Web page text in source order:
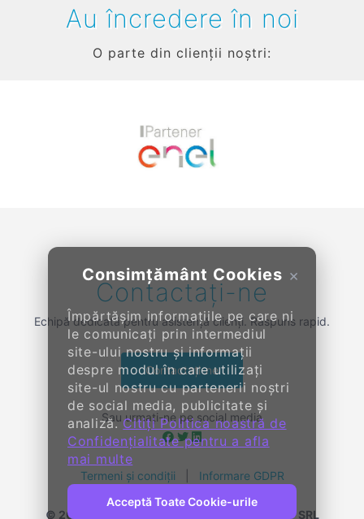
×
Consimțământ Cookies
Împărtășim informațiile pe care ni
le comunicați prin intermediul
site-ului nostru și informații
despre modul în care utilizați
site-ul nostru cu partenerii noștri
de social media, publicitate și
analiză.Citiți Politica noastră de
Confidențialitate pentru a afla
mai multe
Acceptă Toate Cookie-urile
Au încredere în noi
O parte din clienții noștri:
Contactați-ne
Echipă dedicată pentru asistență clienți. Răspuns rapid.
Contactați-ne
Sau urmați-ne pe social media
Termeni și condiții Informare GDPR
© 2014- 2026, KENDALL ENTERPRISE GROUP SRL